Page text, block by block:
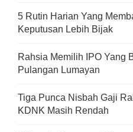
5 Rutin Harian Yang
Keputusan Lebih Bijak
Rahsia Memilih IPO Yang
Pulangan Lumayan
Tiga Punca Nisbah Gaji
KDNK Masih Rendah